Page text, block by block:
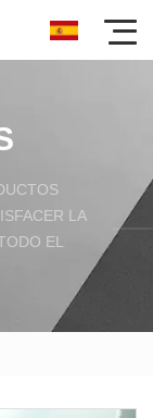
LA
EL